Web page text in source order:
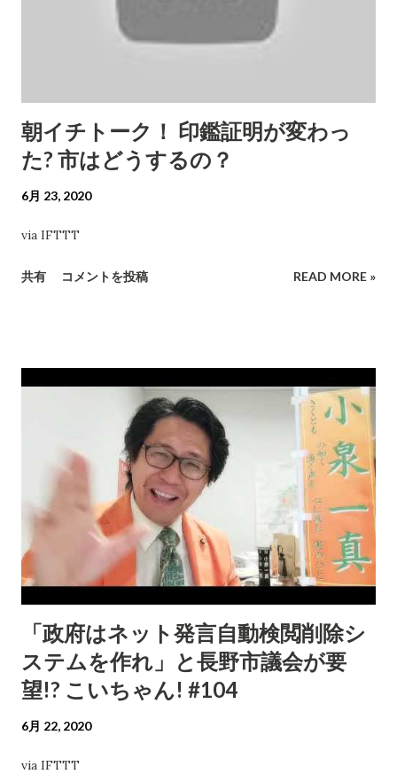
朝イチトーク！ 印鑑証明が変わっ
た? 市はどうするの？
6月 23, 2020
via IFTTT
共有 コメントを投稿 READ MORE »
「政府はネット発言自動検閲削除シ
ステムを作れ」と長野市議会が要
望!? こいちゃん! #104
6月 22, 2020
via IFTTT